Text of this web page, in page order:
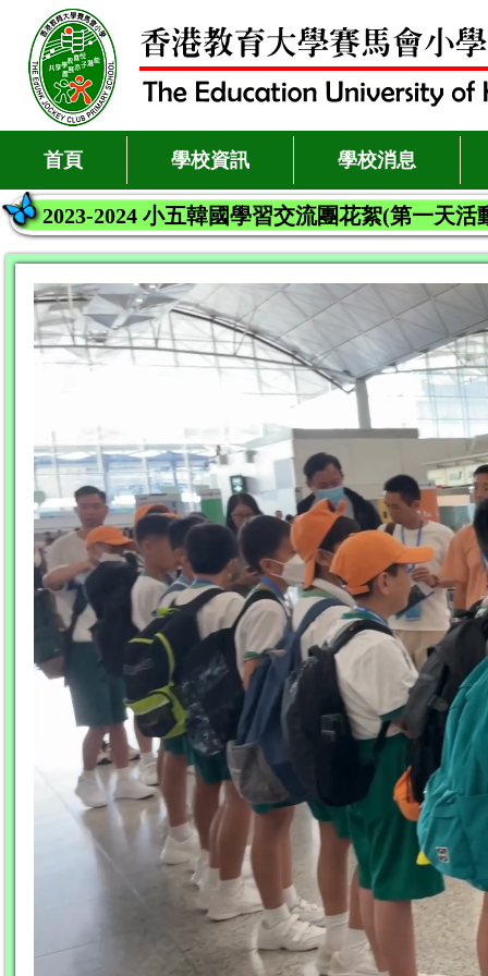
首頁 學校資訊 學校消息
2023-2024 小五韓國學習交流團花絮(第一天活